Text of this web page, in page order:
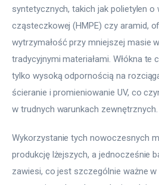
syntetycznych, takich jak polietylen o
cząsteczkowej (HMPE) czy aramid,
wytrzymałość przy mniejszej masie
tradycyjnymi materiałami. Włókna te
tylko wysoką odpornością na
ścieranie i promieniowanie UV, co
w trudnych warunkach zewnętrznych.
Wykorzystanie tych nowoczesnych
produkcję lżejszych, a jednocześnie
zawiesi, co jest szczególnie ważne w